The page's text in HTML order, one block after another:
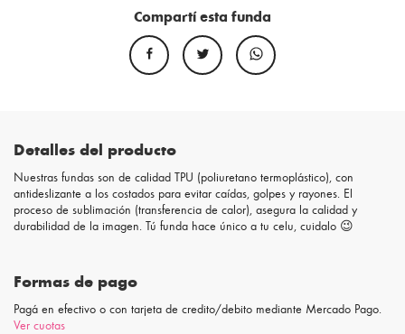
Compartí esta funda
Detalles del producto
Nuestras fundas son de calidad TPU (poliuretano termoplástico), con
antideslizante a los costados para evitar caídas, golpes y rayones. El
proceso de sublimación (transferencia de calor), asegura la calidad y
durabilidad de la imagen. Tú funda hace único a tu celu, cuidalo 😉
Formas de pago
Pagá en efectivo o con tarjeta de credito/debito mediante Mercado Pago.
Ver cuotas